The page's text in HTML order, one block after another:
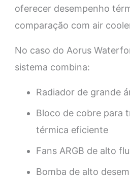
oferecer desempenho
comparação com air
No caso do Aorus
sistema combina:
Radiador de grande
Bloco de cobre para
térmica eficiente
Fans ARGB de alto
Bomba de alto